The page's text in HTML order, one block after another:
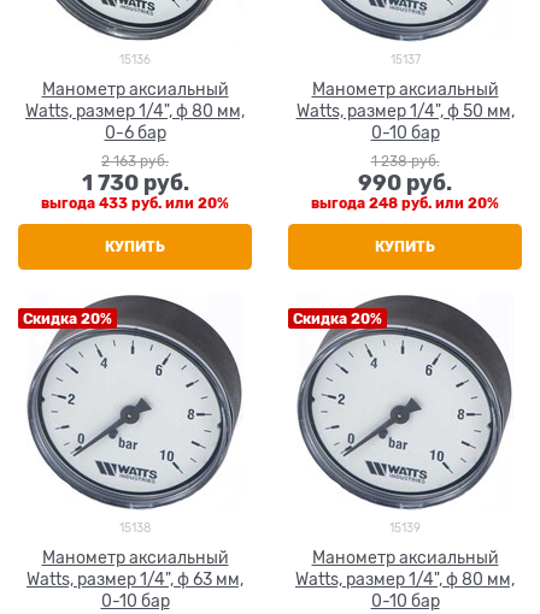
15136
Манометр аксиальный
Watts, размер 1/4", ф 80 мм,
0-6 бар
2 163 руб.
1 730 руб.
выгода 433 руб. или 20%
КУПИТЬ
15137
Манометр аксиальный
Watts, размер 1/4", ф 50 мм,
0-10 бар
1 238 руб.
990 руб.
выгода 248 руб. или 20%
КУПИТЬ
Скидка 20%
15138
Манометр аксиальный
Watts, размер 1/4", ф 63 мм,
0-10 бар
Скидка 20%
15139
Манометр аксиальный
Watts, размер 1/4", ф 80 мм,
0-10 бар